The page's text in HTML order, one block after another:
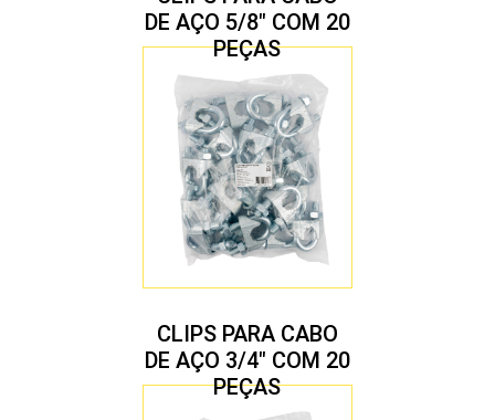
DE AÇO 5/8″ COM 20
PEÇAS
CLIPS PARA CABO
DE AÇO 3/4″ COM 20
PEÇAS